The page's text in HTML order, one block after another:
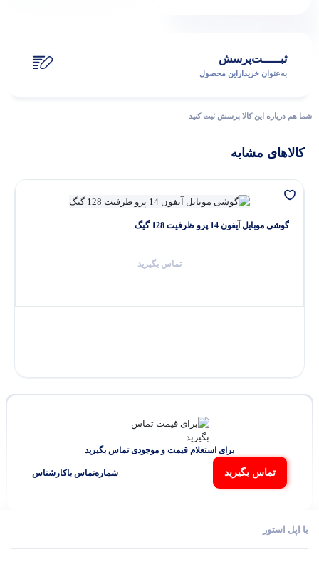
ثبـــــت‌پرسش
به‌عنوان ‌خریدار‌این‌ محصول
شما هم درباره این کالا پرسش ثبت کنید
کالاهای مشابه
گوشی موبایل آیفون 14 پرو ظرفیت 128 گیگ
تماس بگیرید
برای استعلام قیمت و موجودی تماس بگیرید
تماس بگیرید شماره‌تماس‌ با‌کارشناس
با اپل استور